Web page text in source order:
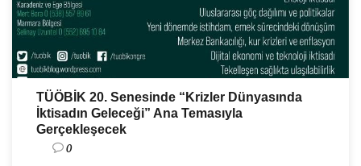
TÜÖBİK 20. Senesinde “Krizler Dünyasında
İktisadın Geleceği” Ana Temasıyla
Gerçekleşecek
0